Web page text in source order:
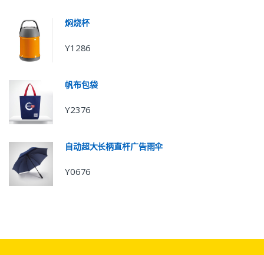
焖烧杯
Y1286
帆布包袋
Y2376
自动超大长柄直杆广告雨伞
Y0676